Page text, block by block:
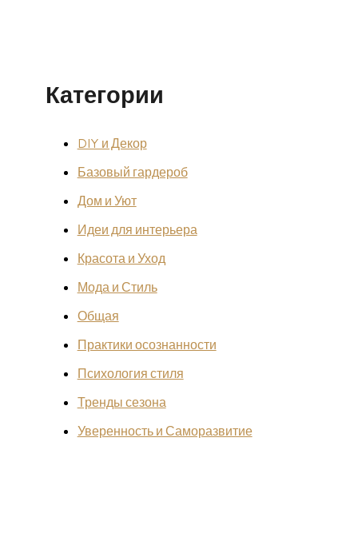
Категории
DIY и Декор
Базовый гардероб
Дом и Уют
Идеи для интерьера
Красота и Уход
Мода и Стиль
Общая
Практики осознанности
Психология стиля
Тренды сезона
Уверенность и Саморазвитие